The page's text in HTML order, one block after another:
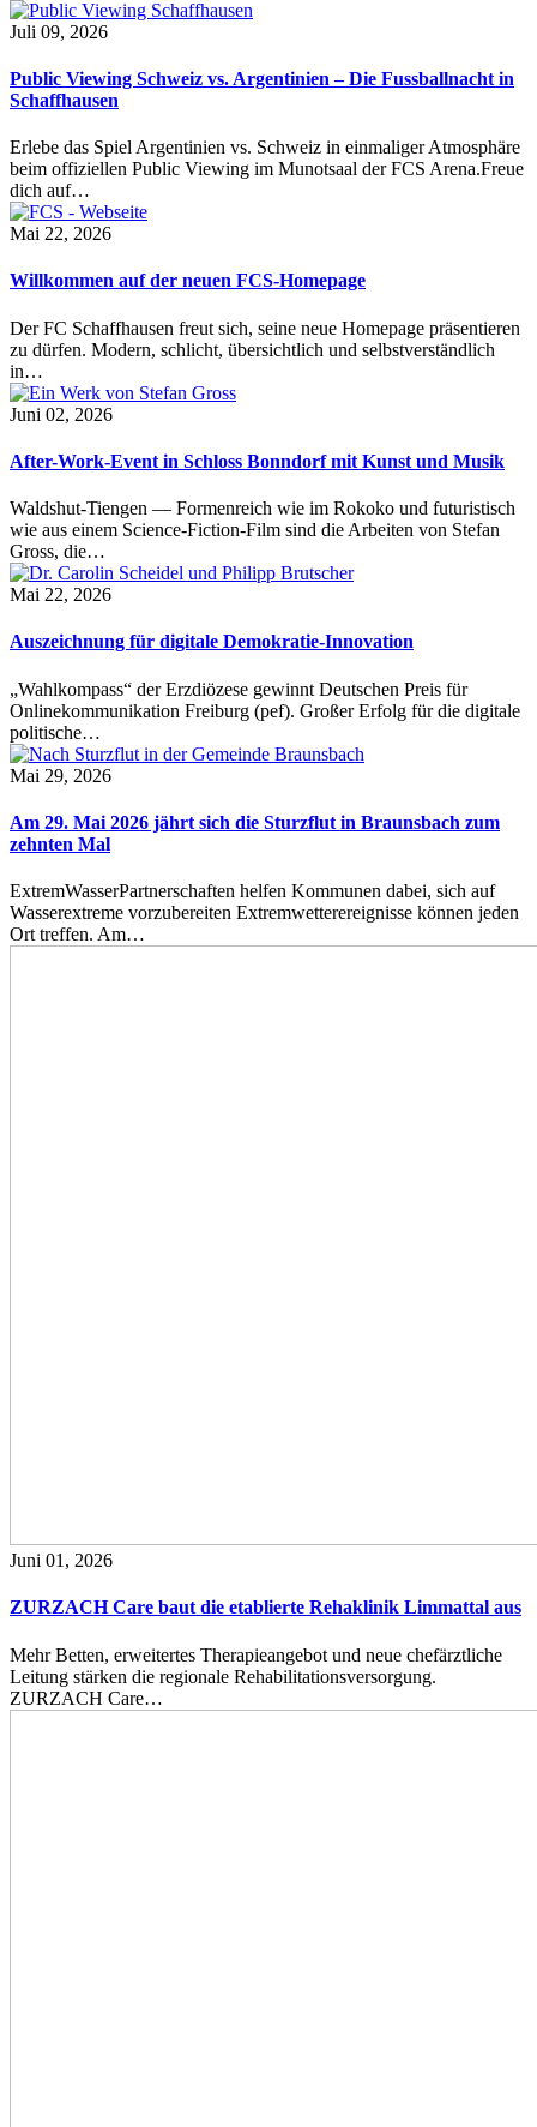
Juli 09, 2026
Public Viewing Schweiz vs. Argentinien – Die Fussballnacht in
Schaffhausen
Erlebe das Spiel Argentinien vs. Schweiz in einmaliger Atmosphäre
beim offiziellen Public Viewing im Munotsaal der FCS Arena.Freue
dich auf…
Mai 22, 2026
Willkommen auf der neuen FCS-Homepage
Der FC Schaffhausen freut sich, seine neue Homepage präsentieren
zu dürfen. Modern, schlicht, übersichtlich und selbstverständlich
in…
Juni 02, 2026
After-Work-Event in Schloss Bonndorf mit Kunst und Musik
Waldshut-Tiengen — Formenreich wie im Rokoko und futuristisch
wie aus einem Science-Fiction-Film sind die Arbeiten von Stefan
Gross, die…
Mai 22, 2026
Auszeichnung für digitale Demokratie-Innovation
„Wahlkompass“ der Erzdiözese gewinnt Deutschen Preis für
Onlinekommunikation Freiburg (pef). Großer Erfolg für die digitale
politische…
Mai 29, 2026
Am 29. Mai 2026 jährt sich die Sturzflut in Braunsbach zum
zehnten Mal
ExtremWasserPartnerschaften helfen Kommunen dabei, sich auf
Wasserextreme vorzubereiten Extremwetterereignisse können jeden
Ort treffen. Am…
Juni 01, 2026
ZURZACH Care baut die etablierte Rehaklinik Limmattal aus
Mehr Betten, erweitertes Therapieangebot und neue chefärztliche
Leitung stärken die regionale Rehabilitationsversorgung.
ZURZACH Care…